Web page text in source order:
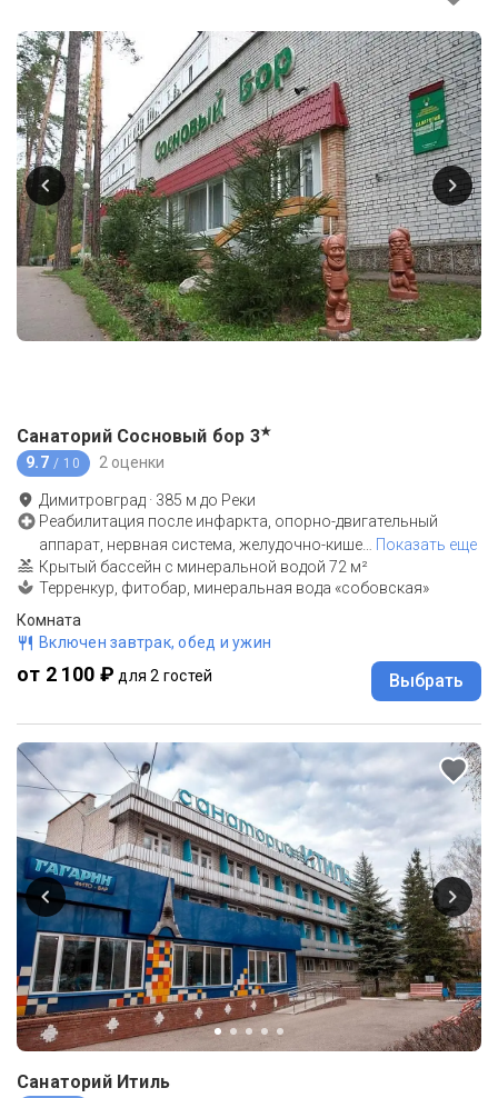
Санаторий Сосновый бор 3★
9.7 / 10 2 оценки
Димитровград · 385 м до Реки
Реабилитация после инфаркта, опорно-двигательный
аппарат, нервная система, желудочно-кише
Показать еще
Крытый бассейн с минеральной водой 72 м²
Терренкур, фитобар, минеральная вода «собовская»
Комната
Включен завтрак, обед и ужин
от 2 100 ₽ для 2 гостей Выбрать
Санаторий Итиль